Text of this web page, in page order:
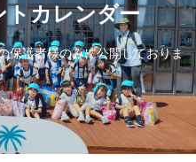
トカレンダー
保護者様のみに公開しておりま